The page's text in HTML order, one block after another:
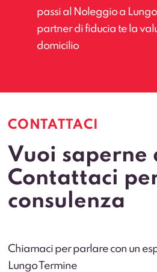
passi al Noleggio a
partner di fiducia te la
domicilio
CONTATTACI
Vuoi saperne
Contattaci
consulenza
Chiamaci per parlare con un
Lungo Termine